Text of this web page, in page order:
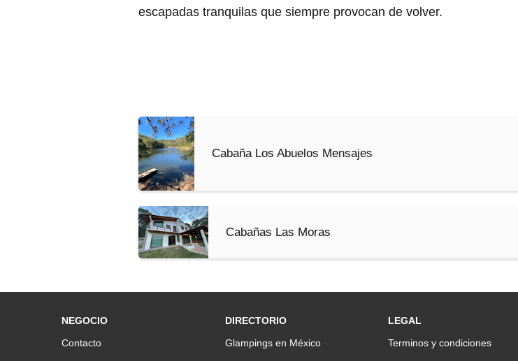
escapadas tranquilas que siempre provocan de volver.
Cabaña Los Abuelos Mensajes
Cabañas Las Moras
NEGOCIO
Contacto
DIRECTORIO
Glampings en México
LEGAL
Terminos y condiciones